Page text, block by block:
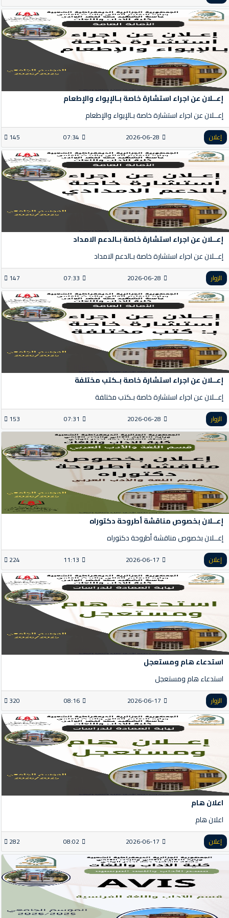
إعــلان عن اجراء استشارة خاصة بـالإيواء والإطعام
إعــلان عن اجراء استشارة خاصة بـالإيواء والإطعام
إعلان 2026-06-28
07:34
145
إعــلان عن اجراء استشارة خاصة بـالدعم الامداد
إعــلان عن اجراء استشارة خاصة بـالدعم الامداد
الزوار 2026-06-28
07:33
147
إعــلان عن اجراء استشارة خاصة بـكتب مختلفة
إعــلان عن اجراء استشارة خاصة بـكتب مختلفة
الزوار 2026-06-28
07:31
153
إعــلان بخصوص مناقشة أطروحة دكتوراه
إعــلان بخصوص مناقشة أطروحة دكتوراه
إعلان 2026-06-17
11:13
224
استدعاء هام ومستعجل
استدعاء هام ومستعجل
الزوار 2026-06-17
08:16
320
اعلان هام
اعلان هام
إعلان 2026-06-17
08:02
282